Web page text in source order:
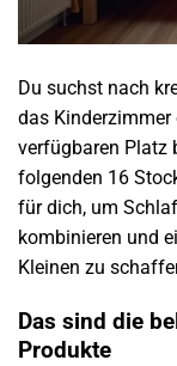
Du suchst nach
das
verfügbaren Platz
folgenden 16
für dich, um
kombinieren und
Kleinen zu
Das sind die
Produkte